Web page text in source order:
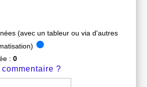
(avec un tableur ou via d'autres
: 0
?